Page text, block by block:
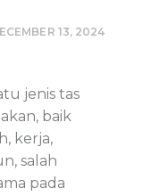
13, 2024
jenis tas
baik
kerja,
salah
pada